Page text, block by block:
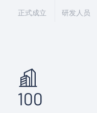
正式成立 研发人员
100